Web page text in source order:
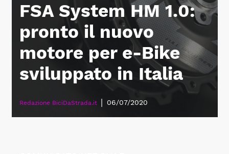
FSA System HM 1.0:
pronto il nuovo
motore per e-Bike
sviluppato in Italia
Redazione BiciDaStrada.it 06/07/2020